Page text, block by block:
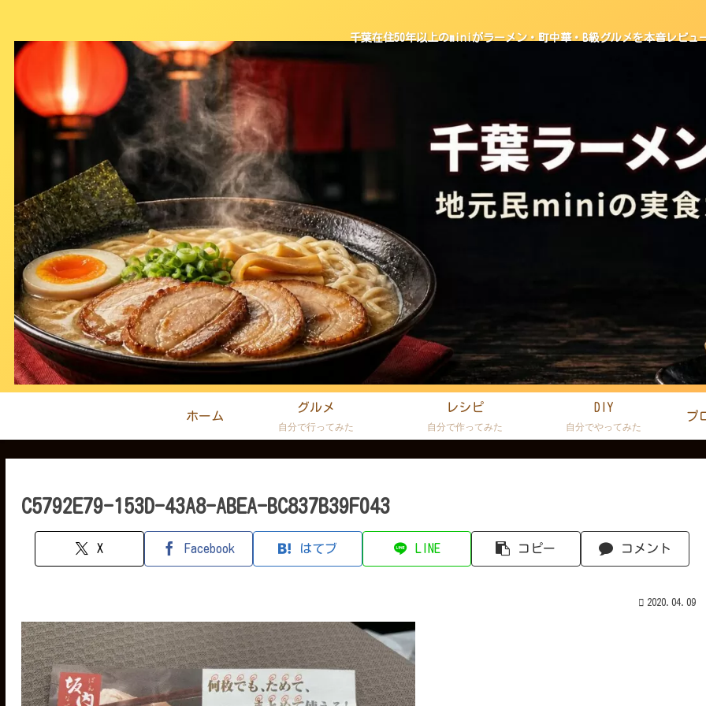
千葉在住50年以上のminiがラーメン・町中華・B級グルメを本音レビュ
ホーム
グルメ
自分で行ってみた
レシピ
自分で作ってみた
DIY
自分でやってみた
プ
C5792E79-153D-43A8-ABEA-BC837B39F043
X Facebook はてブ LINE コピー コメント
2020.04.09